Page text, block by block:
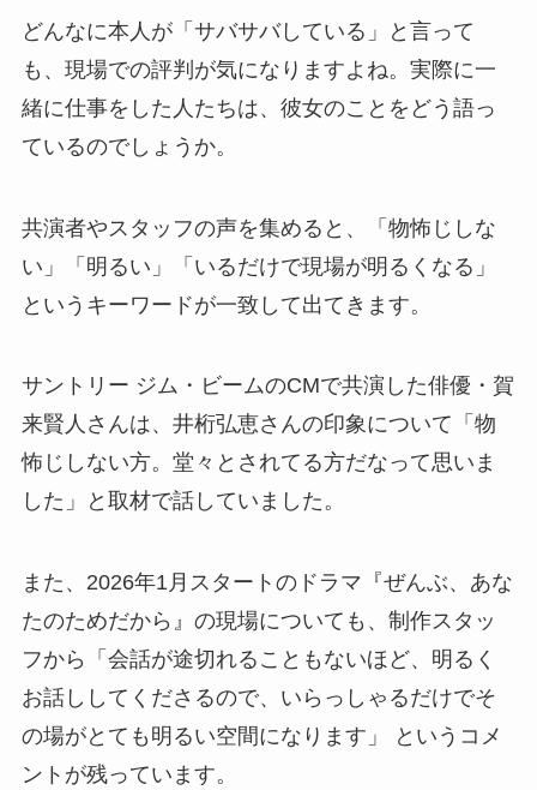
どんなに本人が「サバサバしている」と言って
も、現場での評判が気になりますよね。実際に一
緒に仕事をした人たちは、彼女のことをどう語っ
ているのでしょうか。
共演者やスタッフの声を集めると、「物怖じしな
い」「明るい」「いるだけで現場が明るくなる」
というキーワードが一致して出てきます。
サントリー ジム・ビームのCMで共演した俳優・賀
来賢人さんは、井桁弘恵さんの印象について「物
怖じしない方。堂々とされてる方だなって思いま
した」と取材で話していました。
また、2026年1月スタートのドラマ『ぜんぶ、あな
たのためだから』の現場についても、制作スタッ
フから「会話が途切れることもないほど、明るく
お話ししてくださるので、いらっしゃるだけでそ
の場がとても明るい空間になります」 というコメ
ントが残っています。